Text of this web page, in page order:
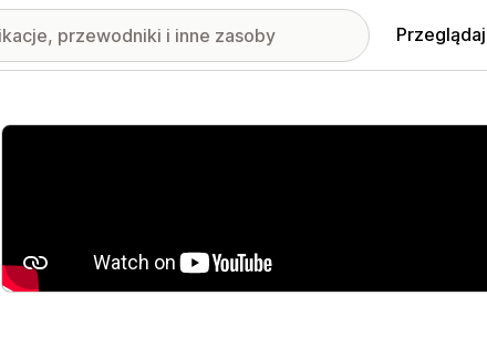
Wyróżnione obrazy w galerii